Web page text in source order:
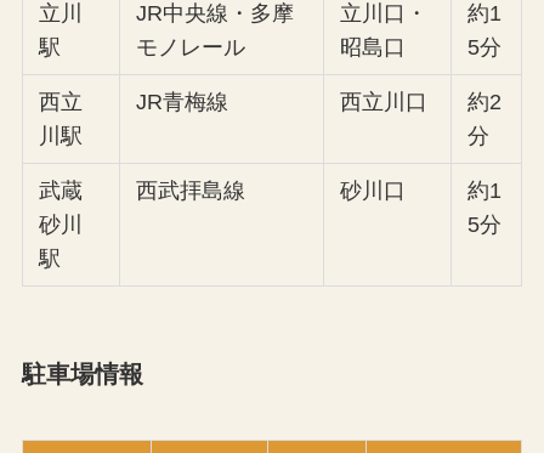
立川
駅
JR中央線・多摩
モノレール
立川口・
昭島口
約1
5分
西立
川駅
JR青梅線 西立川口
約2
分
武蔵
砂川
駅
西武拝島線 砂川口
約1
5分
駐車場情報